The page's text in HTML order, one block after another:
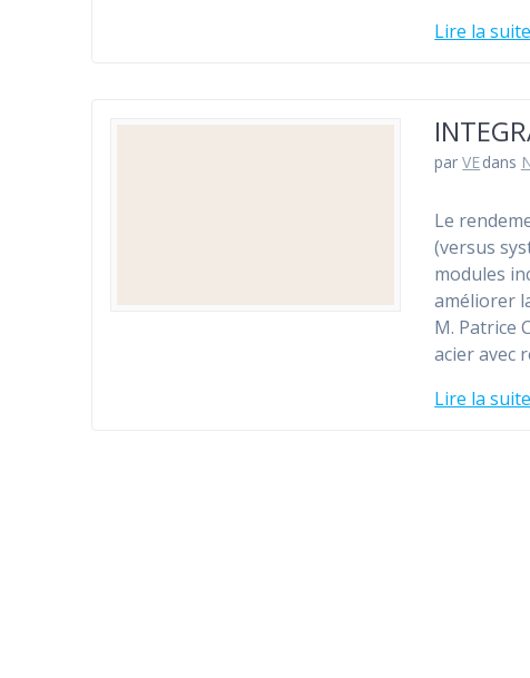
Lire la suite
parVEdans
Le
(versus
modules
améliorer
M. Patrice
acier avec
Lire la suite